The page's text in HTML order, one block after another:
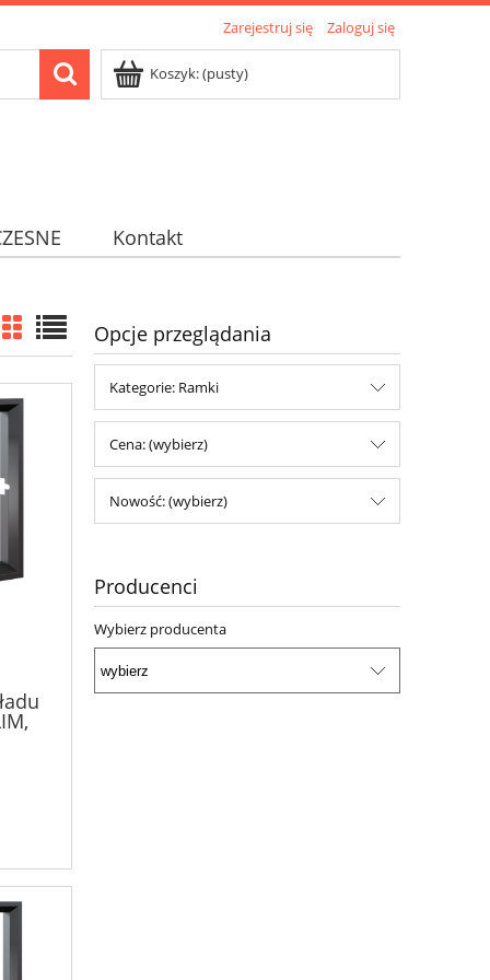
Zarejestruj się Zaloguj się
Koszyk:(pusty)
Kontakt
Opcje przeglądania
Kategorie: Ramki
Cena: (wybierz)
Nowość: (wybierz)
Producenci
Wybierz producenta